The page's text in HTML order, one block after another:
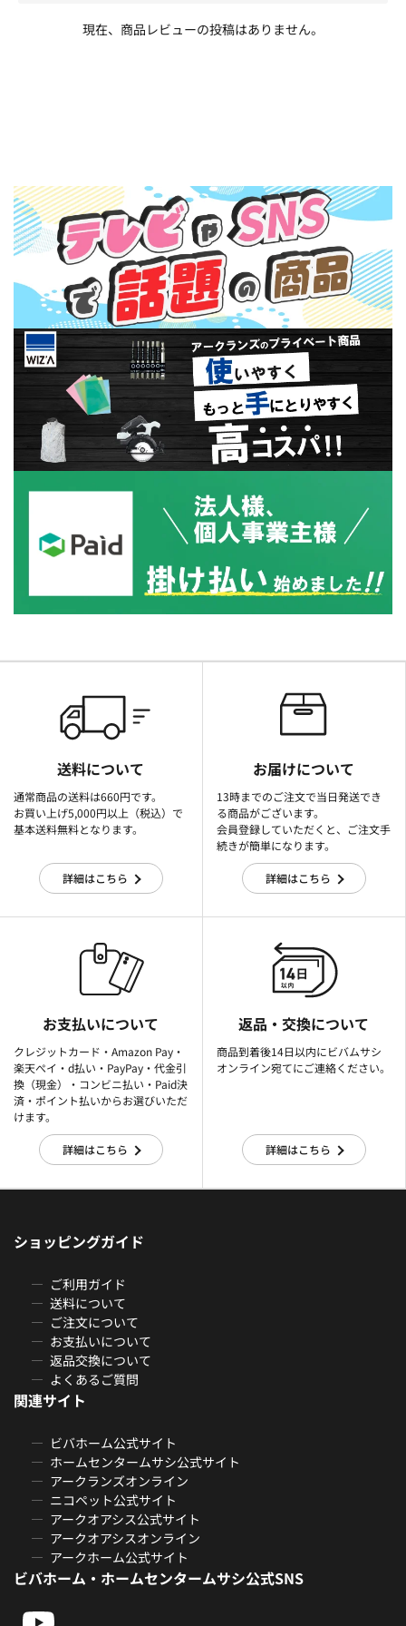
現在、商品レビューの投稿はありません。
送料について
通常商品の送料は660円です。
お買い上げ5,000円以上（税込）で
基本送料無料となります。
詳細はこちら
お届けについて
13時までのご注文で当日発送でき
る商品がございます。
会員登録していただくと、ご注文手
続きが簡単になります。
詳細はこちら
お支払いについて
クレジットカード・Amazon Pay・
楽天ぺイ・d払い・PayPay・代金引
換（現金）・コンビニ払い・Paid決
済・ポイント払いからお選びいただ
けます。
詳細はこちら
返品・交換について
商品到着後14日以内にビバムサシ
オンライン宛てにご連絡ください。
詳細はこちら
ショッピングガイド
ご利用ガイド
送料について
ご注文について
お支払いについて
返品交換について
よくあるご質問
関連サイト
ビバホーム公式サイト
ホームセンタームサシ公式サイト
アークランズオンライン
ニコペット公式サイト
アークオアシス公式サイト
アークオアシスオンライン
アークホーム公式サイト
ビバホーム・ホームセンタームサシ公式SNS